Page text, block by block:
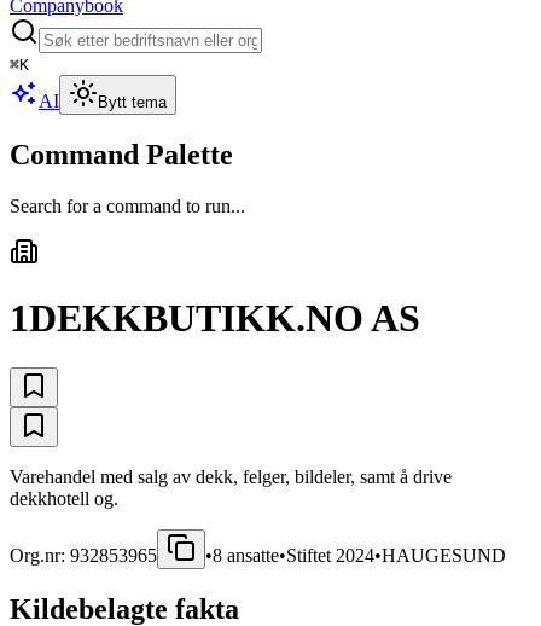
Companybook
⌘K
AI Bytt tema
Command Palette
Search for a command to run...
1DEKKBUTIKK.NO AS
Varehandel med salg av dekk, felger, bildeler, samt å drive
dekkhotell og.
Org.nr: 932853965 •8 ansatte•Stiftet 2024•HAUGESUND
Kildebelagte fakta